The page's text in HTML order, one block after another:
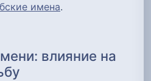
имена.
влияние на